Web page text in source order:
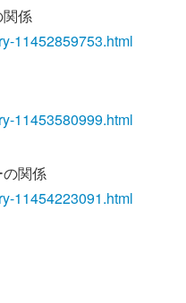
係
11452859753.html
11453580999.html
関係
11454223091.html